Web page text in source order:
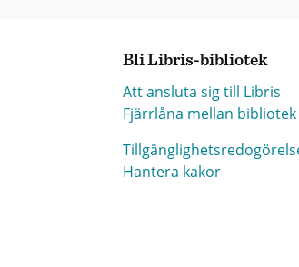
Bli Libris-bibliotek
Att ansluta sig till Libris
Fjärrlåna mellan bibliotek
Hantera kakor